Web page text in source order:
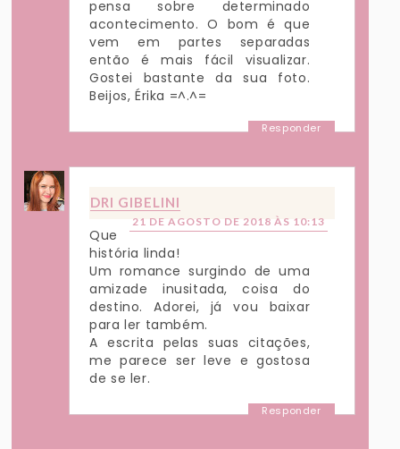
pensa sobre determinado
acontecimento. O bom é que
vem em partes separadas
então é mais fácil visualizar.
Gostei bastante da sua foto.
Beijos, Érika =^.^=
Responder
DRI GIBELINI
21 DE AGOSTO DE 2018 ÀS 10:13
Que
história linda!
Um romance surgindo de uma
amizade inusitada, coisa do
destino. Adorei, já vou baixar
para ler também.
A escrita pelas suas citações,
me parece ser leve e gostosa
de se ler.
Responder